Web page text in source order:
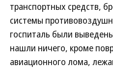
транспортных средств,
системы
госпиталь были
нашли ничего, кроме
авиационного лома,